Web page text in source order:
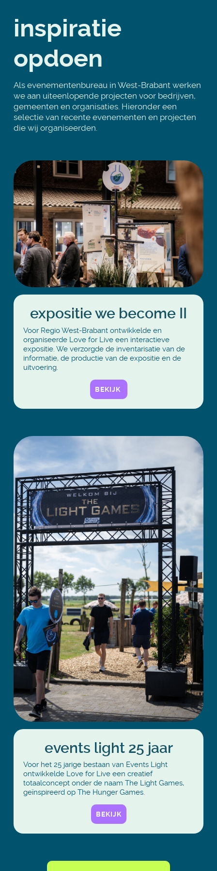
inspiratie
opdoen
Als evenementenbureau in West-Brabant werken
we aan uiteenlopende projecten voor bedrijven,
gemeenten en organisaties. Hieronder een
selectie van recente evenementen en projecten
die wij organiseerden.
expositie we become II
Voor Regio West-Brabant ontwikkelde en
organiseerde Love for Live een interactieve
expositie. We verzorgde de inventarisatie van de
informatie, de productie van de expositie en de
uitvoering.
BEKIJK
events light 25 jaar
Voor het 25 jarige bestaan van Events Light
ontwikkelde Love for Live een creatief
totaalconcept onder de naam The Light Games,
geïnspireerd op The Hunger Games.
BEKIJK